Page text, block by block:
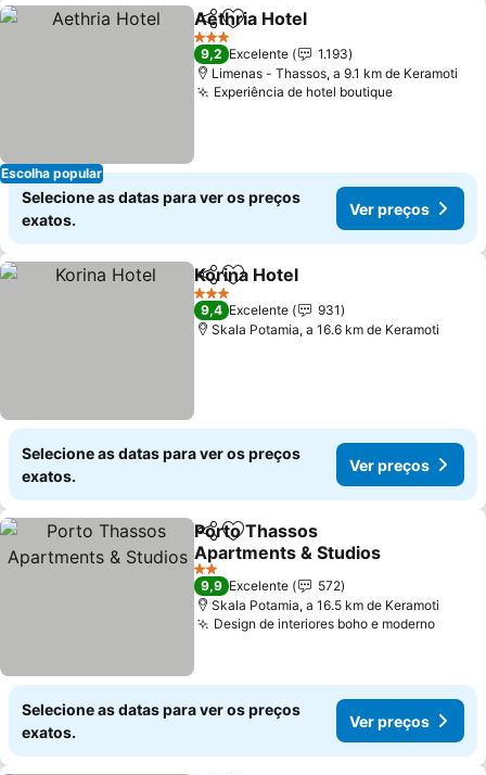
Escolha popular
PartilharAdicionar aos favoritos
Aethria Hotel
3 Estrelas
9,2 Excelente
1.193
Limenas - Thassos, a 9.1 km de Keramoti
Experiência de hotel boutique
Selecione as datas para ver os preços
exatos.
Ver preços
PartilharAdicionar aos favoritos
Korina Hotel
3 Estrelas
9,4 Excelente
931
Skala Potamia, a 16.6 km de Keramoti
Selecione as datas para ver os preços
exatos.
Ver preços
PartilharAdicionar aos favoritos
Porto Thassos
Apartments & Studios
2 Estrelas
9,9 Excelente
572
Skala Potamia, a 16.5 km de Keramoti
Design de interiores boho e moderno
Selecione as datas para ver os preços
exatos.
Ver preços